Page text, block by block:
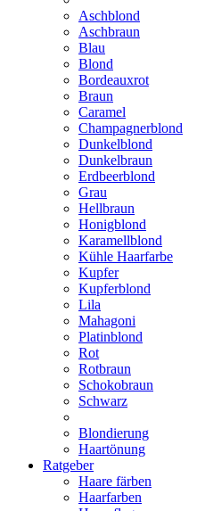
Aschblond
Aschbraun
Blau
Blond
Bordeauxrot
Braun
Caramel
Champagnerblond
Dunkelblond
Dunkelbraun
Erdbeerblond
Grau
Hellbraun
Honigblond
Karamellblond
Kühle Haarfarbe
Kupfer
Kupferblond
Lila
Mahagoni
Platinblond
Rot
Rotbraun
Schokobraun
Schwarz
Blondierung
Haartönung
Ratgeber
Haare färben
Haarfarben